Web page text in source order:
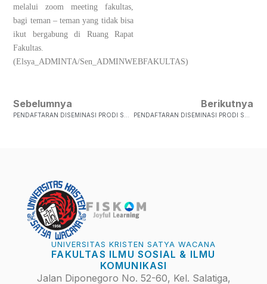
melalui zoom meeting fakultas,
bagi teman – teman yang tidak bisa
ikut bergabung di Ruang Rapat
Fakultas.
(Elsya_ADMINTA/Sen_ADMINWEBFAKULTAS)
Sebelumnya Berikutnya
UNIVERSITAS KRISTEN SATYA WACANA
FAKULTAS ILMU SOSIAL & ILMU
KOMUNIKASI
Jalan Diponegoro No. 52-60, Kel. Salatiga,